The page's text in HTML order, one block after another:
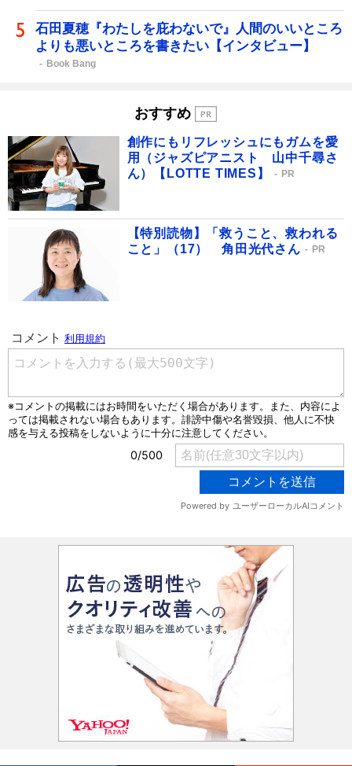
石田夏穂『わたしを庇わないで』人間のいいところ
よりも悪いところを書きたい【インタビュー】
Book Bang
おすすめ
創作にもリフレッシュにもガムを愛
用（ジャズピアニスト 山中千尋さ
ん）【LOTTE TIMES】
PR
【特別読物】「救うこと、救われる
こと」（17） 角田光代さん
PR